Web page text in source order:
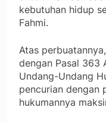
kebutuhan hidup
Fahmi.
Atas
dengan Pasal 363
Undang-Undang
pencurian dengan
hukumannya